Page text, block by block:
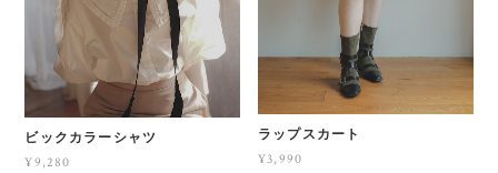
ビックカラーシャツ
¥9,280
ラップスカート
¥3,990